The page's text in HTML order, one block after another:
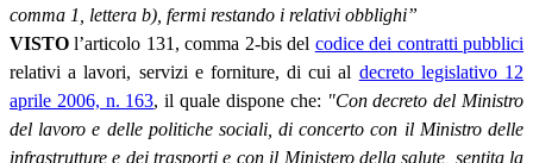
comma 1, lettera b), fermi restando i relativi obblighi”
VISTOl’articolo 131, comma 2-bis del codice dei contratti pubblici
relativi a lavori, servizi e forniture, di cui al decreto legislativo 12
aprile 2006, n. 163, il quale dispone che: "Con decreto del Ministro
del lavoro e delle politiche sociali, di concerto con il Ministro delle
infrastrutture e dei trasporti e con il Ministero della salute, sentita la